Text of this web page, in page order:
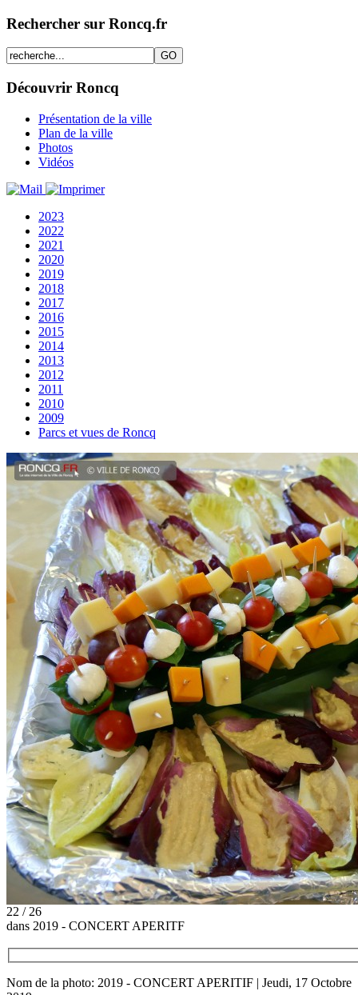
Rechercher sur Roncq.fr
Découvrir Roncq
Présentation de la ville
Plan de la ville
Photos
Vidéos
2023
2022
2021
2020
2019
2018
2017
2016
2015
2014
2013
2012
2011
2010
2009
Parcs et vues de Roncq
22 / 26
dans 2019 - CONCERT APERITF
Nom de la photo: 2019 - CONCERT APERITIF | Jeudi, 17 Octobre